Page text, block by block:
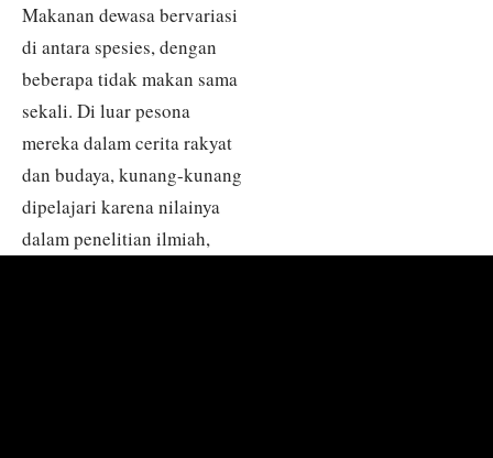
Makanan dewasa bervariasi
di antara spesies, dengan
beberapa tidak makan sama
sekali. Di luar pesona
mereka dalam cerita rakyat
dan budaya, kunang-kunang
dipelajari karena nilainya
dalam penelitian ilmiah,